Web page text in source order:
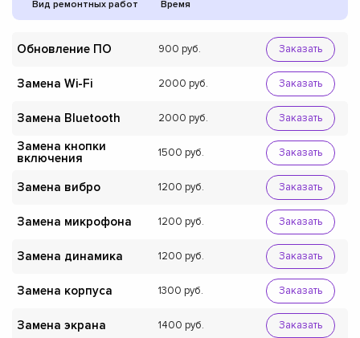
Вид ремонтных работ Время
Обновление ПО 900 Заказать
Замена Wi-Fi 2000 Заказать
Замена Bluetooth 2000 Заказать
Замена кнопки
включения
1500 Заказать
Замена вибро 1200 Заказать
Замена микрофона 1200 Заказать
Замена динамика 1200 Заказать
Замена корпуса 1300 Заказать
Замена экрана 1400 Заказать